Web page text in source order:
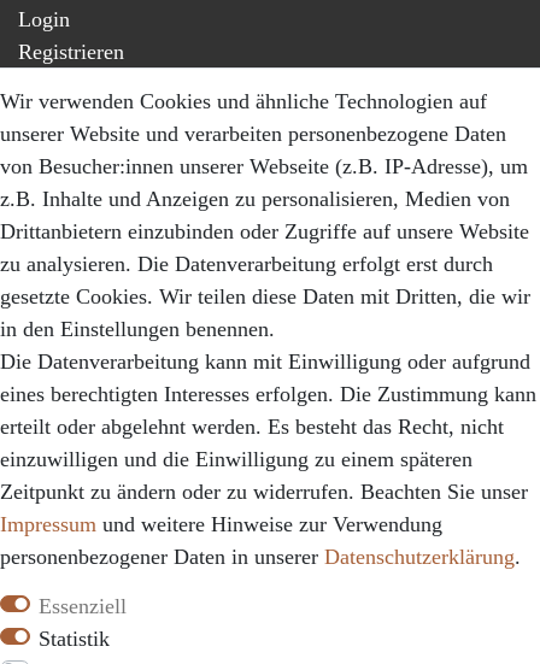
Login
Registrieren
Versandkosten
Zahlungsarten
Abonniere unseren Newsletter und erhalte 10%
Rabatt sowie regelmäßige Informationen über neue
Wir verwenden Cookies und ähnliche Technologien auf
unserer Website und verarbeiten personenbezogene Daten
von Besucher:innen unserer Webseite (z.B. IP-Adresse), um
z.B. Inhalte und Anzeigen zu personalisieren, Medien von
Drittanbietern einzubinden oder Zugriffe auf unsere Website
zu analysieren. Die Datenverarbeitung erfolgt erst durch
gesetzte Cookies. Wir teilen diese Daten mit Dritten, die wir
in den Einstellungen benennen.
Die Datenverarbeitung kann mit Einwilligung oder aufgrund
eines berechtigten Interesses erfolgen. Die Zustimmung kann
erteilt oder abgelehnt werden. Es besteht das Recht, nicht
einzuwilligen und die Einwilligung zu einem späteren
Zeitpunkt zu ändern oder zu widerrufen. Beachten Sie unser
Impressum und weitere Hinweise zur Verwendung
personenbezogener Daten in unserer Daten­schutz­erklärung.
Essenziell
Statistik